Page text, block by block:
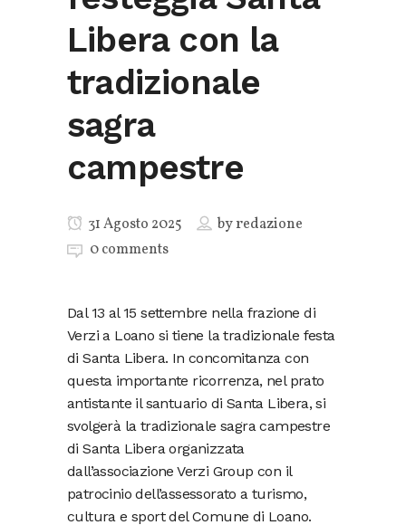
Libera con la
tradizionale
sagra
campestre
31 Agosto 2025 byredazione
0 comments
Dal 13 al 15 settembre nella frazione di
Verzi a Loano si tiene la tradizionale festa
di Santa Libera. In concomitanza con
questa importante ricorrenza, nel prato
antistante il santuario di Santa Libera, si
svolgerà la tradizionale sagra campestre
di Santa Libera organizzata
dall’associazione Verzi Group con il
patrocinio dell’assessorato a turismo,
cultura e sport del Comune di Loano.